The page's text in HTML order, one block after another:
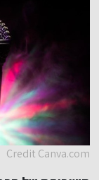
Credit Canva.com